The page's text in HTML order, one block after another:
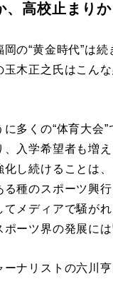
、高校止まりか
の“黄金時代”は続
玉木正之氏はこん
に多くの“体育大会
、入学希望者も増
化し続けることは
る種のスポーツ興
てメディアで騒が
ーツ界の発展に
ナリストの六川亨